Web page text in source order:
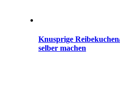
Knusprige
selber machen